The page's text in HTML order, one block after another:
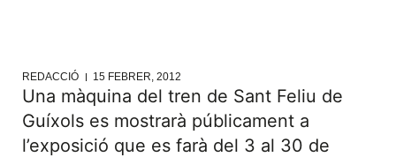
REDACCIÓ 15 FEBRER, 2012
Una màquina del tren de Sant Feliu de
Guíxols es mostrarà públicament a
l’exposició que es farà del 3 al 30 de